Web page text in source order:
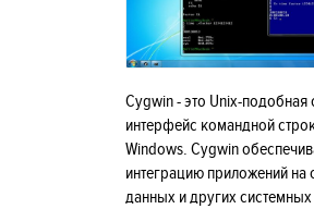
Cygwin - это Unix-подобная
интерфейс командной
Windows. Cygwin
интеграцию приложений на
данных и других